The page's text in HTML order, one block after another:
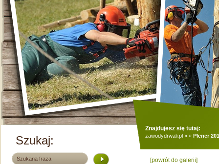
Szukaj:
Znajdujesz się tutaj:
zawodydrwali.pl » » Plener
[powrót do galerii]